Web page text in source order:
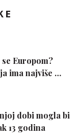
Europom?
ima najviše …
dobi mogla bi
13 godina